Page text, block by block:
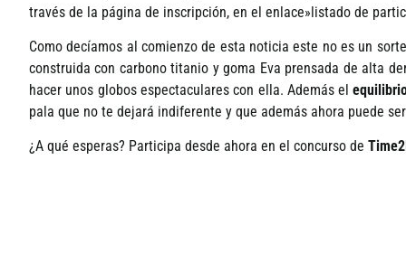
través de la página de inscripción, en el enlace»listado de
Como decí­amos al comienzo de esta noticia este no es un
construida con carbono titanio y goma Eva prensada de alta
hacer unos globos espectaculares con ella. Además el
pala que no te dejará indiferente y que además ahora puede
¿A qué esperas? Participa desde ahora en el concurso de